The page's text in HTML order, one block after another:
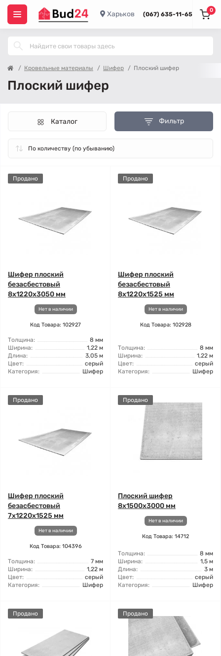
Харьков (067) 635-11-65
0
Кровельные материалы Шифер Плоский шифер
Плоский шифер
Фильтр
Каталог
Продано
Шифер плоский
безасбестовый
8x1220x3050 мм
Нет в наличии
Код Товара: 102927
Толщина:
8 мм
Ширина:
1,22 м
Длина:
3,05 м
Цвет:
серый
Категория:
Шифер
Продано
Шифер плоский
безасбестовый
8x1220x1525 мм
Нет в наличии
Код Товара: 102928
Толщина:
8 мм
Ширина:
1,22 м
Цвет:
серый
Категория:
Шифер
Продано
Шифер плоский
безасбестовый
7x1220x1525 мм
Нет в наличии
Код Товара: 104396
Толщина:
7 мм
Ширина:
1,22 м
Цвет:
серый
Категория:
Шифер
Продано
Плоский шифер
8x1500x3000 мм
Нет в наличии
Код Товара: 14712
Толщина:
8 мм
Ширина:
1,5 м
Длина:
3 м
Цвет:
серый
Категория:
Шифер
Продано Продано